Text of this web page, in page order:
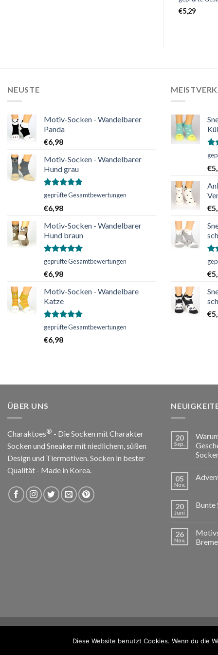
mit5.00
von 5
€5,29
NEUSTE
Motiv-Socken - Wandelbarer
Panda
€6,98
Motiv-Socken - Wandelbarer
Hund grau
Bewertet
von 5
geprüfte Gesamtbewertungen
€6,98
Motiv-Socken - Wandelbarer
Hund braun
Bewertet
mit
von 5
geprüfte Gesamtbewertungen
€6,98
Motiv-Socken - Wandelbare
Katze
Bewertet
von 5
geprüfte Gesamtbewertungen
€6,98
€
€
mit
€
€
ÜBER UNS
Charaktoes® - Die Socken mit Charakter
Socken und Sneaker mit niedlichem, süßen
Design und Tiermotiven. Socken in bester
Qualität - Made in Korea.
20
Sep.
05
Nov.
20
Juni
Bunte
26
Nov.
IMPRESSUM AGB DATENSCHUTZBELEHRUNG
- Die Socken mit Charakter
Diese Website benutzt Cookies. Wenn du die